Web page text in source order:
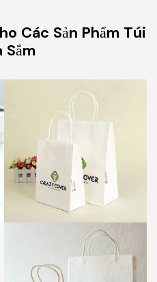
Các Sản Phẩm Túi
Sắm